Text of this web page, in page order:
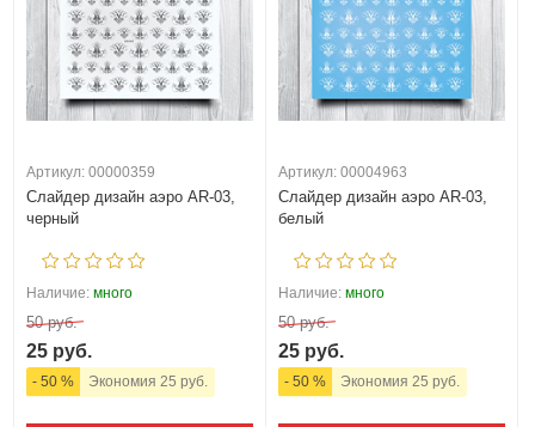
Артикул: 00000359
Слайдер дизайн аэро AR-03,
черный
Наличие: много
50 руб.
25 руб.
- 50 % Экономия 25 руб.
Артикул: 00004963
Слайдер дизайн аэро AR-03,
белый
Наличие: много
50 руб.
25 руб.
- 50 % Экономия 25 руб.